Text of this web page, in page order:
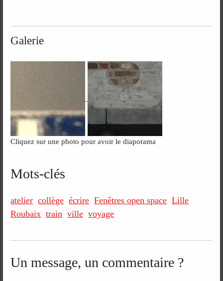
Galerie
Cliquez sur une photo pour avoir le diaporama
Mots-clés
atelier collège écrire Fenêtres open space Lille
Roubaix train ville voyage
Un message, un commentaire ?